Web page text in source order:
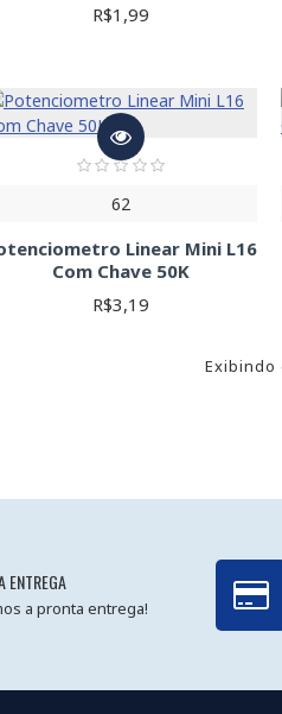
R$1,99
62
Linear Mini L16
Com Chave 50K
R$3,19
Exibindo
ENTREGA
a pronta entrega!